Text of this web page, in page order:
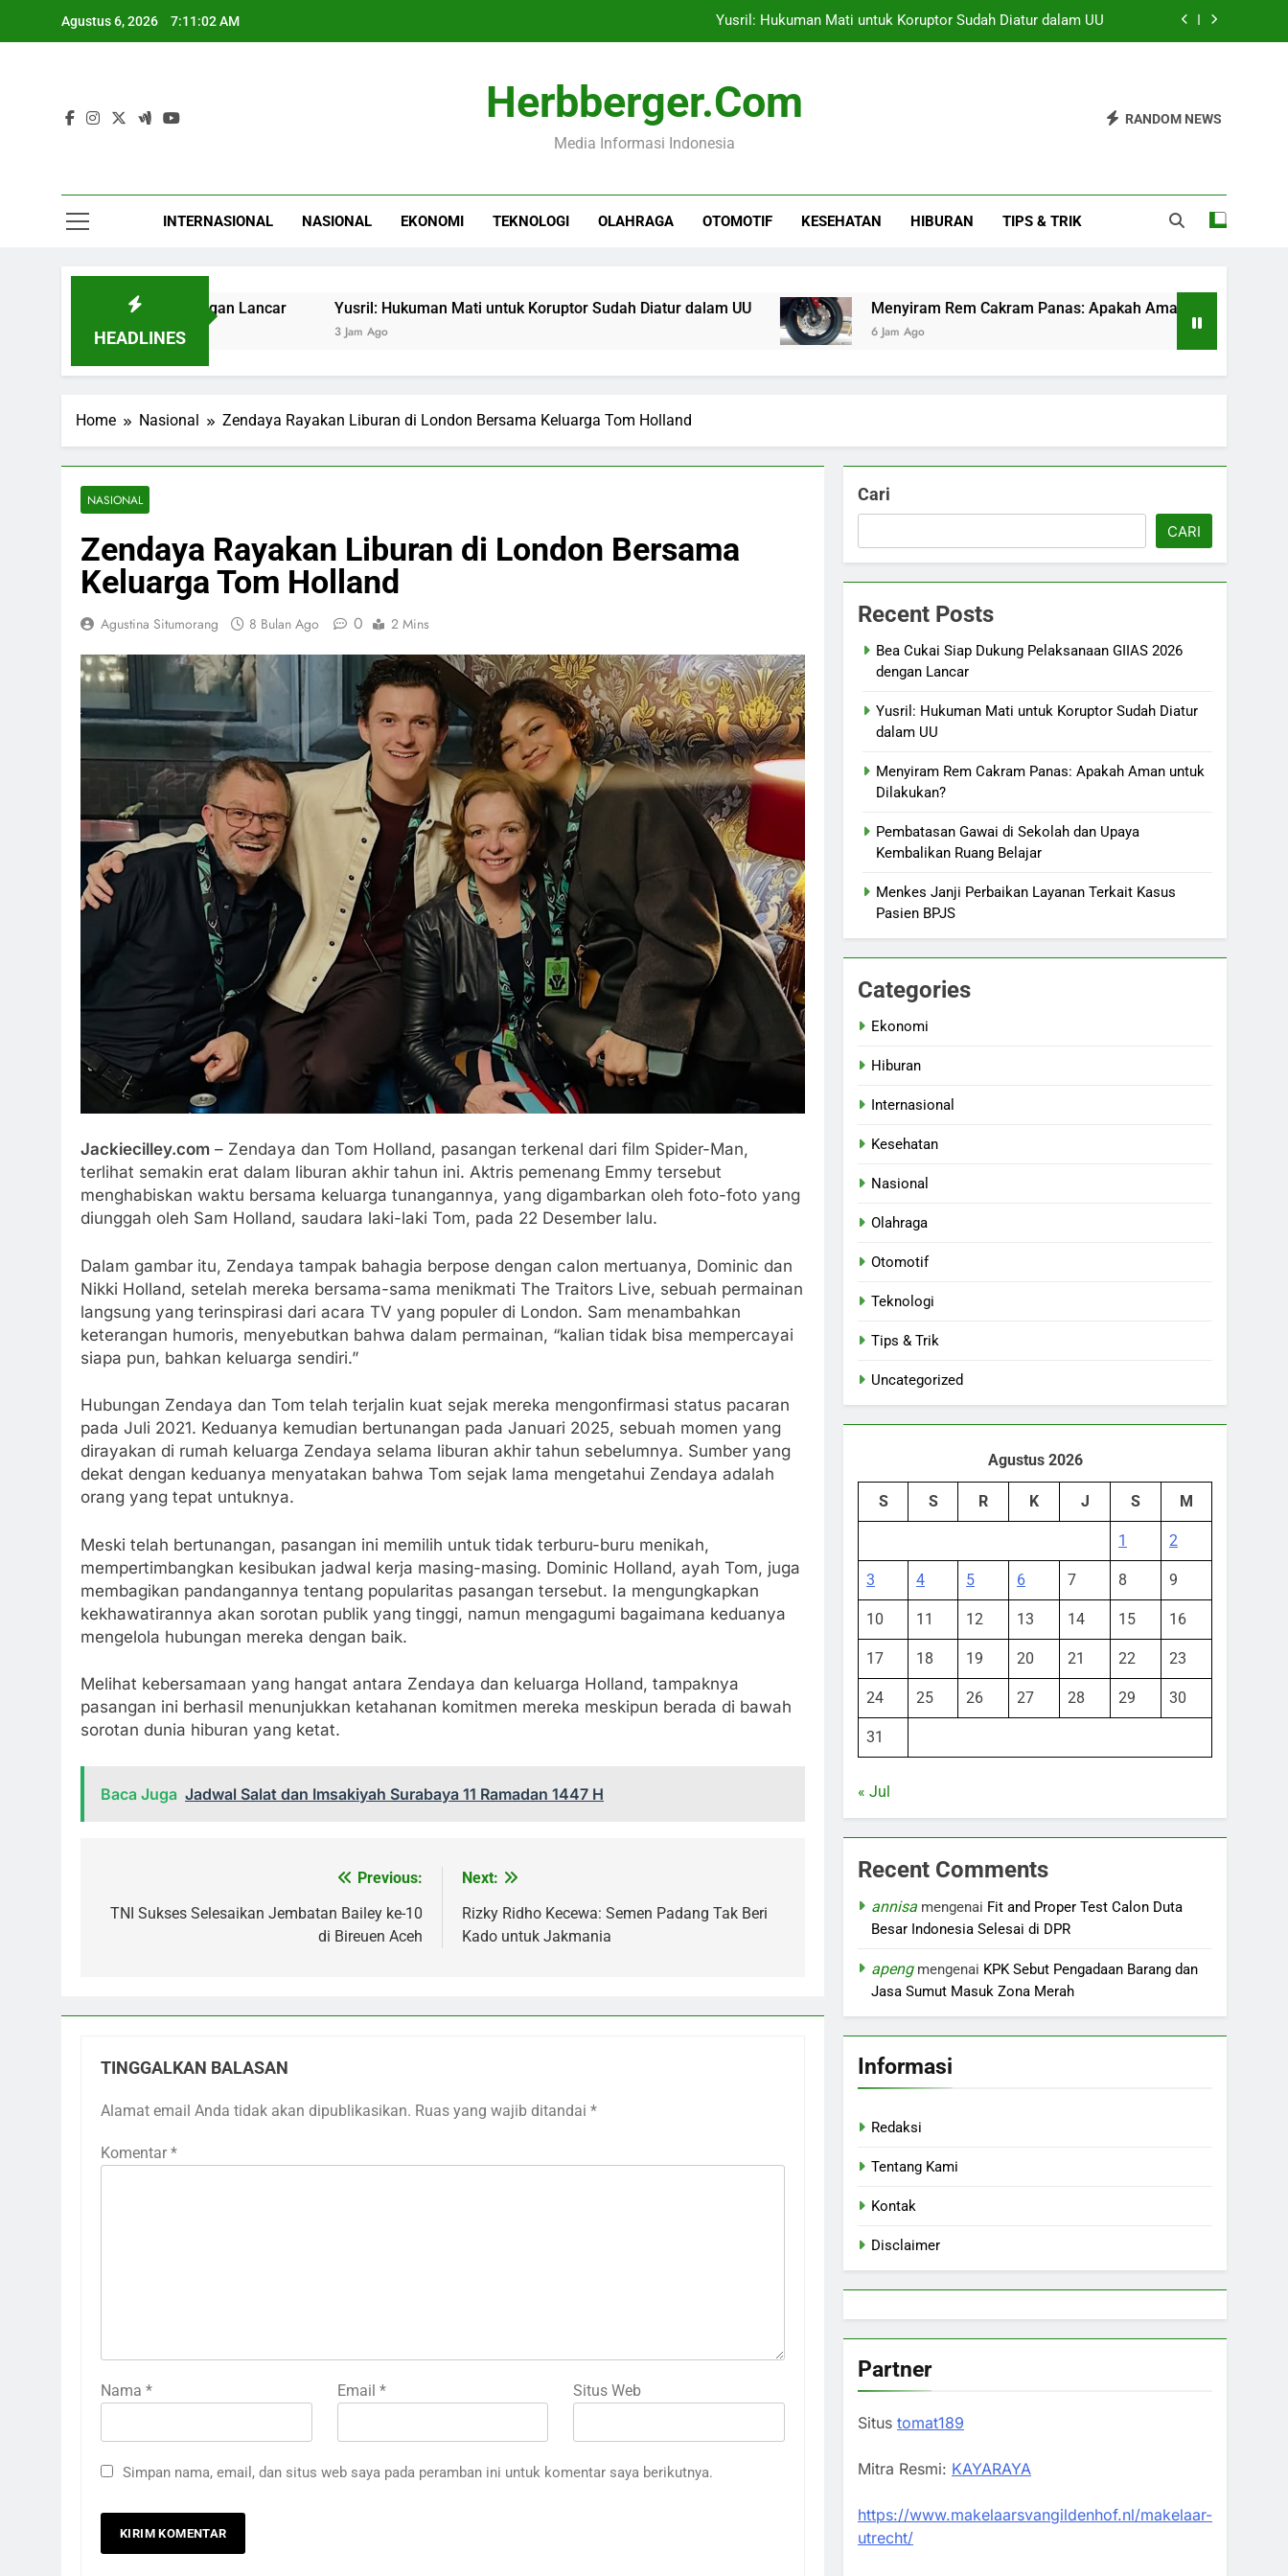
Agustus 6, 2026 7:11:03 AM Yusril: Hukuman Mati untuk Koruptor Sudah Diatur dalam UU
Pembatasan Gawai di Sekolah dan Upaya Kembalikan Ruang Belajar
Bea Cukai Siap Dukung Pelaksanaan GIIAS 2026 dengan Lancar
Menyiram Rem Cakram Panas: Apakah Aman untuk Dilakukan?
Herbberger.com
Media Informasi Indonesia
RANDOM NEWS
INTERNASIONAL NASIONAL EKONOMI TEKNOLOGI OLAHRAGA OTOMOTIF KESEHATAN HIBURAN TIPS & TRIK
HEADLINES
GIIAS 2026 dengan Lancar Yusril: Hukuman Mati untuk Koruptor Sudah Diatur dalam UU Menyiram Rem Cakram Panas: Apakah Aman untuk Dilakukan?
6 Jam Ago
Home Nasional Zendaya Rayakan Liburan di London Bersama Keluarga Tom Holland
NASIONAL
Zendaya Rayakan Liburan di London Bersama
Keluarga Tom Holland
Agustina Situmorang 8 Bulan Ago 0 2 Mins
Jackiecilley.com – Zendaya dan Tom Holland, pasangan terkenal dari film Spider-Man,
terlihat semakin erat dalam liburan akhir tahun ini. Aktris pemenang Emmy tersebut
menghabiskan waktu bersama keluarga tunangannya, yang digambarkan oleh foto-foto yang
diunggah oleh Sam Holland, saudara laki-laki Tom, pada 22 Desember lalu.
Dalam gambar itu, Zendaya tampak bahagia berpose dengan calon mertuanya, Dominic dan
Nikki Holland, setelah mereka bersama-sama menikmati The Traitors Live, sebuah permainan
langsung yang terinspirasi dari acara TV yang populer di London. Sam menambahkan
keterangan humoris, menyebutkan bahwa dalam permainan, “kalian tidak bisa mempercayai
siapa pun, bahkan keluarga sendiri.”
Hubungan Zendaya dan Tom telah terjalin kuat sejak mereka mengonfirmasi status pacaran
pada Juli 2021. Keduanya kemudian bertunangan pada Januari 2025, sebuah momen yang
dirayakan di rumah keluarga Zendaya selama liburan akhir tahun sebelumnya. Sumber yang
dekat dengan keduanya menyatakan bahwa Tom sejak lama mengetahui Zendaya adalah
orang yang tepat untuknya.
Meski telah bertunangan, pasangan ini memilih untuk tidak terburu-buru menikah,
mempertimbangkan kesibukan jadwal kerja masing-masing. Dominic Holland, ayah Tom, juga
membagikan pandangannya tentang popularitas pasangan tersebut. Ia mengungkapkan
kekhawatirannya akan sorotan publik yang tinggi, namun mengagumi bagaimana keduanya
mengelola hubungan mereka dengan baik.
Melihat kebersamaan yang hangat antara Zendaya dan keluarga Holland, tampaknya
pasangan ini berhasil menunjukkan ketahanan komitmen mereka meskipun berada di bawah
sorotan dunia hiburan yang ketat.
Baca Juga Jadwal Salat dan Imsakiyah Surabaya 11 Ramadan 1447 H
pos
Previous:
TNI Sukses Selesaikan Jembatan Bailey ke-10
di Bireuen Aceh
Next:
Rizky Ridho Kecewa: Semen Padang Tak Beri
Kado untuk Jakmania
TINGGALKAN BALASAN
Alamat email Anda tidak akan dipublikasikan. Ruas yang wajib ditandai *
Komentar *
Nama * Email * Situs Web
Simpan nama, email, dan situs web saya pada peramban ini untuk komentar saya berikutnya.
Cari
CARI
Recent Posts
Bea Cukai Siap Dukung Pelaksanaan GIIAS 2026
dengan Lancar
Yusril: Hukuman Mati untuk Koruptor Sudah Diatur
dalam UU
Menyiram Rem Cakram Panas: Apakah Aman untuk
Dilakukan?
Pembatasan Gawai di Sekolah dan Upaya
Kembalikan Ruang Belajar
Menkes Janji Perbaikan Layanan Terkait Kasus
Pasien BPJS
Categories
Ekonomi
Hiburan
Internasional
Kesehatan
Nasional
Olahraga
Otomotif
Teknologi
Tips & Trik
Uncategorized
Agustus 2026
S S R K J S M
1 2
3 4 5 6 7 8 9
10 11 12 13 14 15 16
17 18 19 20 21 22 23
24 25 26 27 28 29 30
31
« Jul
Recent Comments
annisa mengenai Fit and Proper Test Calon Duta
Besar Indonesia Selesai di DPR
apengmengenai KPK Sebut Pengadaan Barang dan
Jasa Sumut Masuk Zona Merah
Informasi
Redaksi
Tentang Kami
Kontak
Disclaimer
Partner
Situs tomat189
Mitra Resmi: KAYARAYA
https://www.makelaarsvangildenhof.nl/makelaar-
utrecht/